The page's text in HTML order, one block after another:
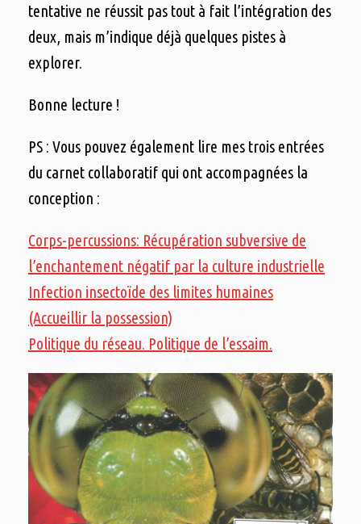
tentative ne réussit pas tout à fait l’intégration des
deux, mais m’indique déjà quelques pistes à
explorer.
Bonne lecture !
PS : Vous pouvez également lire mes trois entrées
du carnet collaboratif qui ont accompagnées la
conception :
Corps-percussions: Récupération subversive de
l’enchantement négatif par la culture industrielle
Infection insectoïde des limites humaines
(Accueillir la possession)
Politique du réseau. Politique de l’essaim.